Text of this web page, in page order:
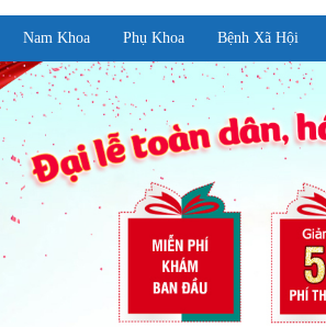
Nam Khoa Phụ Khoa Bệnh Xã Hội